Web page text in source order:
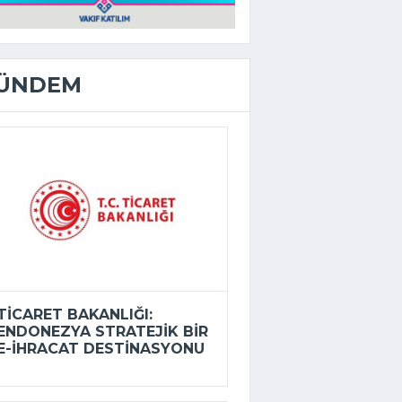
BAKANLIĞI:
STRATEJIK BIR
İHRACAT DESTINASYONU